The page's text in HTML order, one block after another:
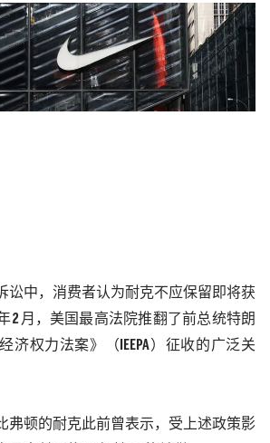
讼中，消费者认为耐克不应保留即将获
2 月，美国最高法院推翻了前总统特朗
济权力法案》（ IEEPA ）征收的广泛关
弗顿的耐克此前曾表示，受上述政策影